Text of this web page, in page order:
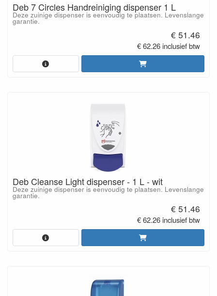
Deb 7 Circles Handreiniging dispenser 1 L
Deze zuinige dispenser is eenvoudig te plaatsen. Levenslange
garantie.
€ 51.46
€ 62.26 inclusief btw
Deb Cleanse Light dispenser - 1 L - wit
Deze zuinige dispenser is eenvoudig te plaatsen. Levenslange
garantie.
€ 51.46
€ 62.26 inclusief btw